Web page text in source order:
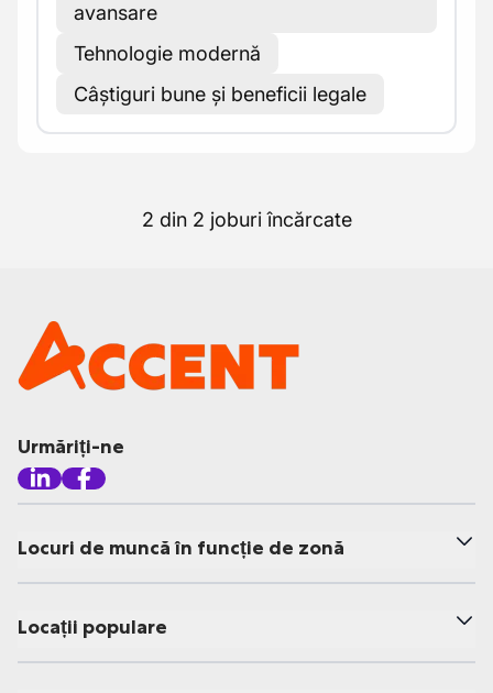
avansare
Tehnologie modernă
Câștiguri bune și beneficii legale
2 din 2 joburi încărcate
Urmăriți-ne
Locuri de muncă în funcție de zonă
Locații populare